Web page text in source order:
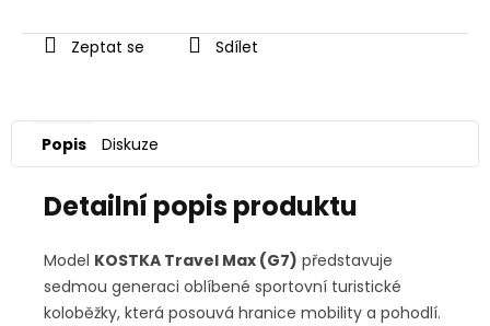
Zeptat se Sdílet
Popis Diskuze
Detailní popis produktu
Model KOSTKA Travel Max (G7) představuje
sedmou generaci oblíbené sportovní turistické
koloběžky, která posouvá hranice mobility a pohodlí.